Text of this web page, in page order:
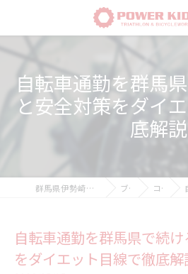
自転車通勤を群馬
と安全対策をダイ
底解説
群馬県伊勢崎の自転車ならPOWER-KIDS ブログ コラム
自転車通勤を群馬県で続
をダイエット目線で徹底解